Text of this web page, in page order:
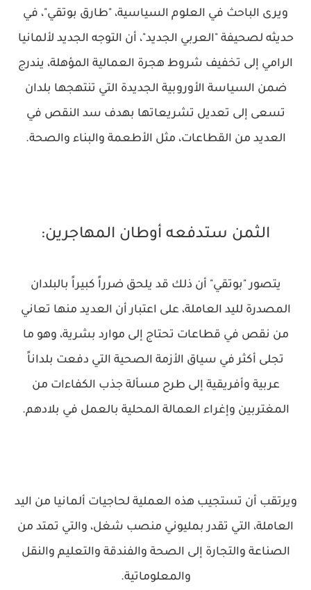
ويرى الباحث في العلوم السياسية، "طارق بوتقي"، في
حديثه لصحيفة "العربي الجديد"، أن التوجه الجديد لألمانيا
الرامي إلى تخفيف شروط هجرة العمالية المؤهلة، يندرج
ضمن السياسة الأوروبية الجديدة التي تنتهجها بلدان
تسعى إلى تعديل تشريعاتها بهدف سد النقص في
العديد من القطاعات، مثل الأطعمة والبناء والصحة.
الثمن ستدفعه أوطان المهاجرين:
يتصور "بوتقي" أن ذلك قد يلحق ضرراً كبيراً بالبلدان
المصدرة لليد العاملة، على اعتبار أن العديد منها تعاني
من نقص في قطاعات تحتاج إلى موارد بشرية، وهو ما
تجلى أكثر في سياق الأزمة الصحية التي دفعت بلداناً
عربية وأفريقية إلى طرح مسألة جذب الكفاءات من
المغتربين وإغراء العمالة المحلية بالعمل في بلادهم.
ويرتقب أن تستجيب هذه العملية لحاجيات ألمانيا من اليد
العاملة، التي تقدر بمليوني منصب شغل، والتي تمتد من
الصناعة والتجارة إلى الصحة والفندقة والتعليم والنقل
والمعلوماتية.